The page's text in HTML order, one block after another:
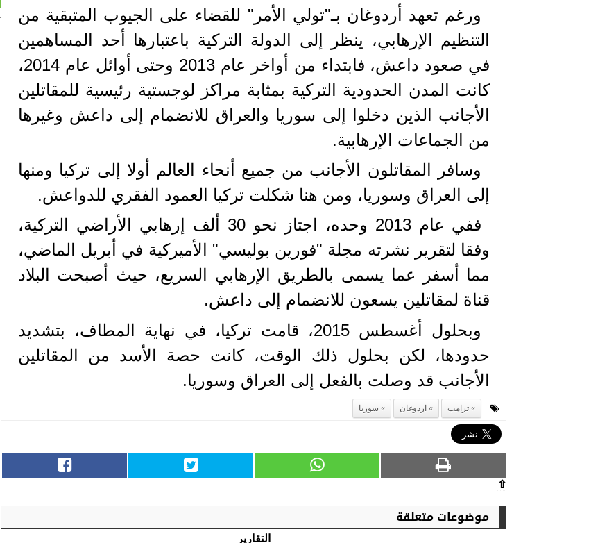
ورغم تعهد أردوغان بـ"تولي الأمر" للقضاء على الجيوب المتبقية من
التنظيم الإرهابي، ينظر إلى الدولة التركية باعتبارها أحد المساهمين
في صعود داعش، فابتداء من أواخر عام 2013 وحتى أوائل عام 2014،
كانت المدن الحدودية التركية بمثابة مراكز لوجستية رئيسية للمقاتلين
الأجانب الذين دخلوا إلى سوريا والعراق للانضمام إلى داعش وغيرها
من الجماعات الإرهابية.
وسافر المقاتلون الأجانب من جميع أنحاء العالم أولا إلى تركيا ومنها
إلى العراق وسوريا، ومن هنا شكلت تركيا العمود الفقري للدواعش.
ففي عام 2013 وحده، اجتاز نحو 30 ألف إرهابي الأراضي التركية،
وفقا لتقرير نشرته مجلة "فورين بوليسي" الأميركية في أبريل الماضي،
مما أسفر عما يسمى بالطريق الإرهابي السريع، حيث أصبحت البلاد
قناة لمقاتلين يسعون للانضمام إلى داعش.
وبحلول أغسطس 2015، قامت تركيا، في نهاية المطاف، بتشديد
حدودها، لكن بحلول ذلك الوقت، كانت حصة الأسد من المقاتلين
الأجانب قد وصلت بالفعل إلى العراق وسوريا.
ترامب اردوغان سوريا
⇧
موضوعات متعلقة
التقارير